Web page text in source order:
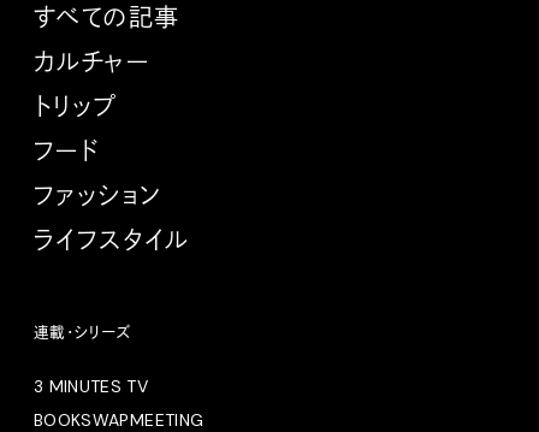
すべての記事
カルチャー
トリップ
フード
ファッション
ライフスタイル
連載・シリーズ
3 MINUTES TV
BOOKSWAPMEETING